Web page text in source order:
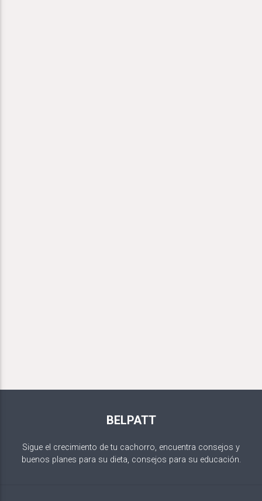
BELPATT
Sigue el crecimiento de tu cachorro, encuentra consejos y
buenos planes para su dieta, consejos para su educación.